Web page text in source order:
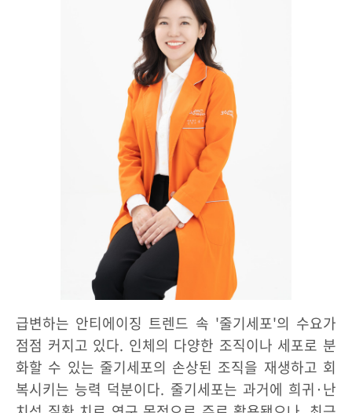
급변하는 안티에이징 트렌드 속 '줄기세포'의 수요가
점점 커지고 있다. 인체의 다양한 조직이나 세포로 분
화할 수 있는 줄기세포의 손상된 조직을 재생하고 회
복시키는 능력 덕분이다. 줄기세포는 과거에 희귀·난